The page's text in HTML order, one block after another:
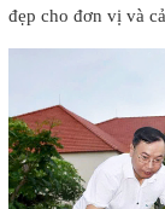
đẹp cho đơn vị và